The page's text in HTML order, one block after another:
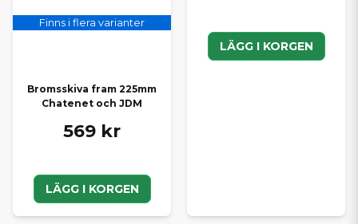
Finns i flera varianter
Bromsskiva fram 225mm
Chatenet och JDM
569 kr
LÄGG I KORGEN
LÄGG I KORGEN